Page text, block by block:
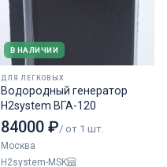
В НАЛИЧИИ
ДЛЯ ЛЕГКОВЫХ
Водородный генератор
H2system ВГА-120
84000 ₽/ от 1 шт.
Москва
H2system-MSK